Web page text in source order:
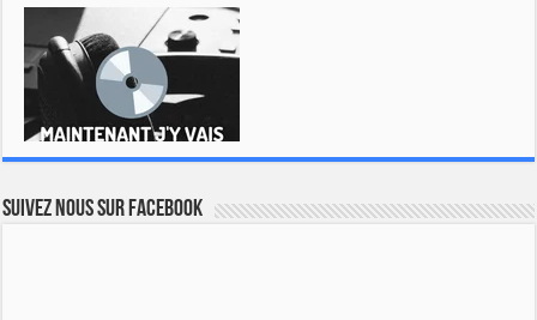
Suivez nous sur Facebook